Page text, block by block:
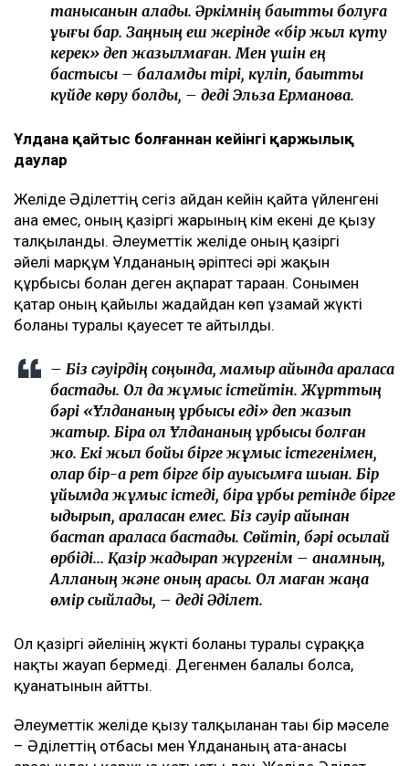
танысқанын қаладық. Әркімнің бақытты болуға
құқығы бар. Заңның еш жерінде «бір жыл күту
керек» деп жазылмаған. Мен үшін ең
бастысы – баламды тірі, күліп, бақытты
күйде көру болды, – деді Эльза Ерманова.
Ұлдана қайтыс болғаннан кейінгі қаржылық
даулар
Желіде Әділеттің сегіз айдан кейін қайта үйленгені
ғана емес, оның қазіргі жарының кім екені де қызу
талқыланды. Әлеуметтік желіде оның қазіргі
әйелі марқұм Ұлдананың әріптесі әрі жақын
құрбысы болған деген ақпарат тараған. Сонымен
қатар оның қайғылы жағдайдан көп ұзамай жүкті
болғаны туралы қауесет те айтылды.
– Біз сәуірдің соңында, мамыр айында араласа
бастадық. Ол да жұмыс істейтін. Жұрттың
бәрі «Ұлдананың құрбысы еді» деп жазып
жатыр. Бірақ ол Ұлдананың құрбысы болған
жоқ. Екі жыл бойы бірге жұмыс істегенімен,
олар бір-ақ рет бірге бір ауысымға шыққан. Бір
ұйымда жұмыс істеді, бірақ құрбы ретінде бірге
қыдырып, араласқан емес. Біз сәуір айынан
бастап араласа бастадық. Сөйтіп, бәрі осылай
өрбіді... Қазір жадырап жүргенім – анамның,
Алланың және оның арқасы. Ол маған жаңа
өмір сыйлады, – деді Әділет.
Ол қазіргі әйелінің жүкті болғаны туралы сұраққа
нақты жауап бермеді. Дегенмен балалы болса,
қуанатынын айтты.
Әлеуметтік желіде қызу талқыланған тағы бір мәселе
– Әділеттің отбасы мен Ұлдананың ата-анасы